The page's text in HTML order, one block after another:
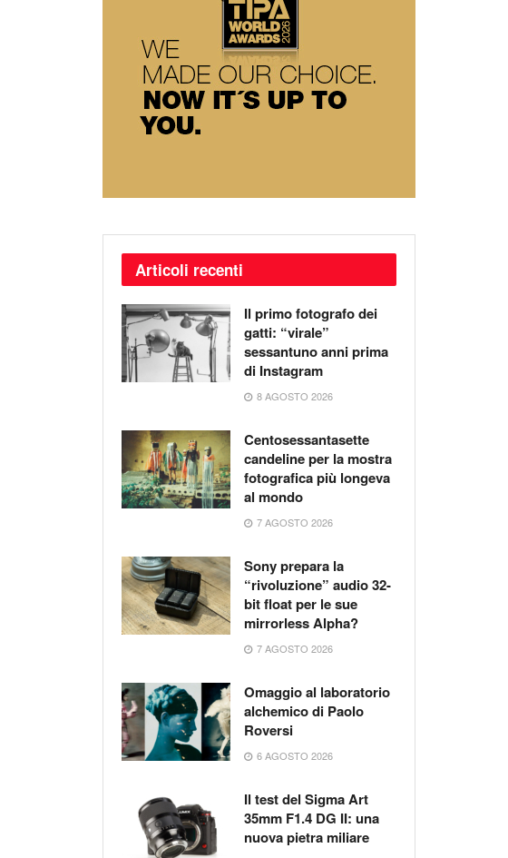
Articoli recenti
Il primo fotografo dei
gatti: “virale”
sessantuno anni prima
di Instagram
8 AGOSTO 2026
Centosessantasette
candeline per la mostra
fotografica più longeva
al mondo
7 AGOSTO 2026
Sony prepara la
“rivoluzione” audio 32-
bit float per le sue
mirrorless Alpha?
7 AGOSTO 2026
Omaggio al laboratorio
alchemico di Paolo
Roversi
6 AGOSTO 2026
Il test del Sigma Art
35mm F1.4 DG II: una
nuova pietra miliare